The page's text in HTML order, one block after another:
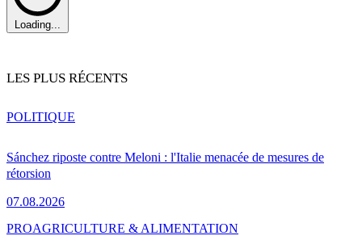
Loading...
LES PLUS RÉCENTS
Sánchez riposte contre Meloni : l'Italie menacée de mesures de
rétorsion
07.08.2026
POLITIQUE
PROAGRICULTURE & ALIMENTATION